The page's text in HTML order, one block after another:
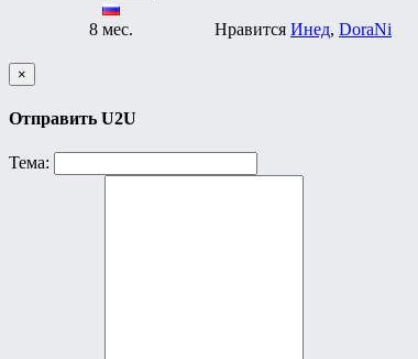
8 мес.
Нравится Инед, DoraNi
×
Отправить U2U
Тема: